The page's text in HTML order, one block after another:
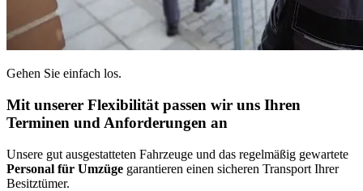
Gehen Sie einfach los.
Mit unserer Flexibilität passen wir uns Ihren
Terminen und Anforderungen an
Unsere gut ausgestatteten Fahrzeuge und das regelmäßig gewartete
Personal für Umzüge garantieren einen sicheren Transport Ihrer
Besitztümer.